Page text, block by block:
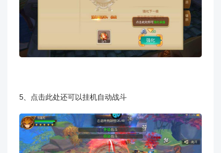
5、点击此处还可以挂机自动战斗